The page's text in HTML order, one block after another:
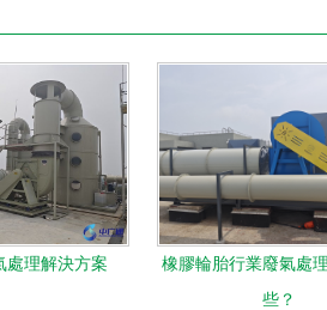
處理解決方案
橡膠輪胎行業廢氣處
些？